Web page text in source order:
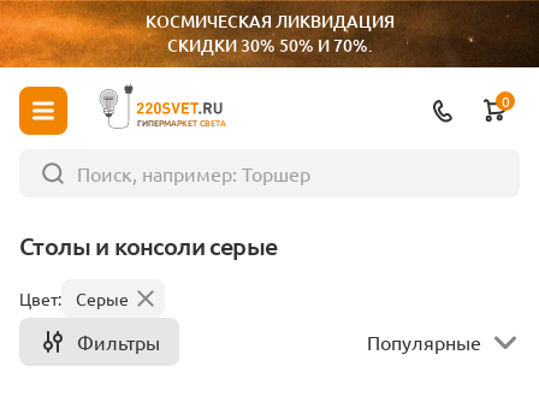
КОСМИЧЕСКАЯ ЛИКВИДАЦИЯ
СКИДКИ 30% 50% И 70%.
ГИПЕРМАРКЕТ СВЕТА
0
Столы и консоли серые
Цвет: Серые
Фильтры Популярные